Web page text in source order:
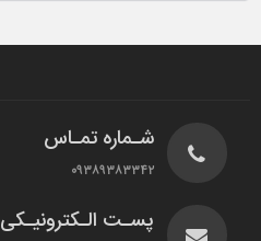
شـماره تمـاس
۰۹۳۸۹۳۸۳۳۴۲
پسـت الـکترونیـکی